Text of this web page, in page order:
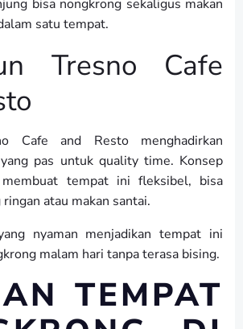
bisa nongkrong sekaligus makan
satu tempat.
Tresno Cafe
Cafe and Resto menghadirkan
pas untuk quality time. Konsep
tempat ini fleksibel, bisa
atau makan santai.
nyaman menjadikan tempat ini
malam hari tanpa terasa bising.
TEMPAT